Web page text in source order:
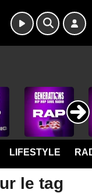
LIFESTYLE
le tag